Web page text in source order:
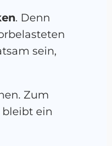
. Denn
sein,
Zum
bleibt ein